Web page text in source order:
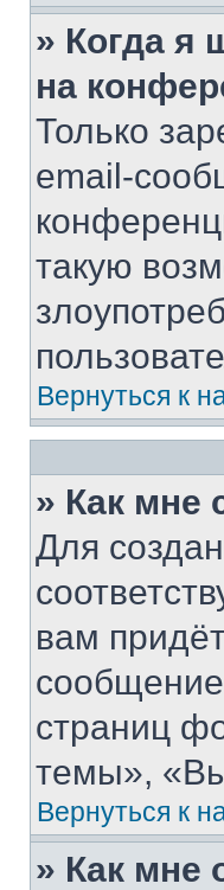
» Когда я
на
Только
email-
такую
Вернуться к
» Как мне
Для
вам
страниц
темы», «Вы
Вернуться к
» Как мне